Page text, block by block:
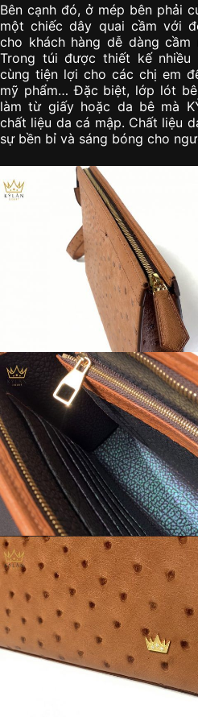
Bên cạnh đó, ở mép bên phải
một chiếc dây quai cầm với
cho khách hàng dễ dàng cầm
Trong túi được thiết kế nhiều
cùng tiện lợi cho các chị em
mỹ phẩm… Đặc biệt, lớp lót
làm từ giấy hoặc da bê mà
chất liệu da cá mập. Chất liệu
sự bền bỉ và sáng bóng cho